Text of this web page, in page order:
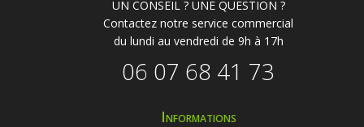
UN CONSEIL ? UNE QUESTION ?
Contactez notre service commercial
du lundi au vendredi de 9h à 17h
06 07 68 41 73
Informations